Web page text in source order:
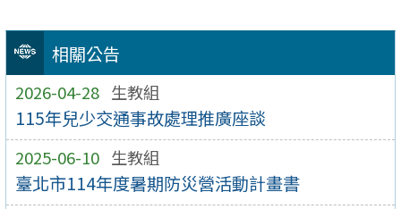
相關公告
2026-04-28 生教組
115年兒少交通事故處理推廣座談
2025-06-10 生教組
臺北市114年度暑期防災營活動計畫書